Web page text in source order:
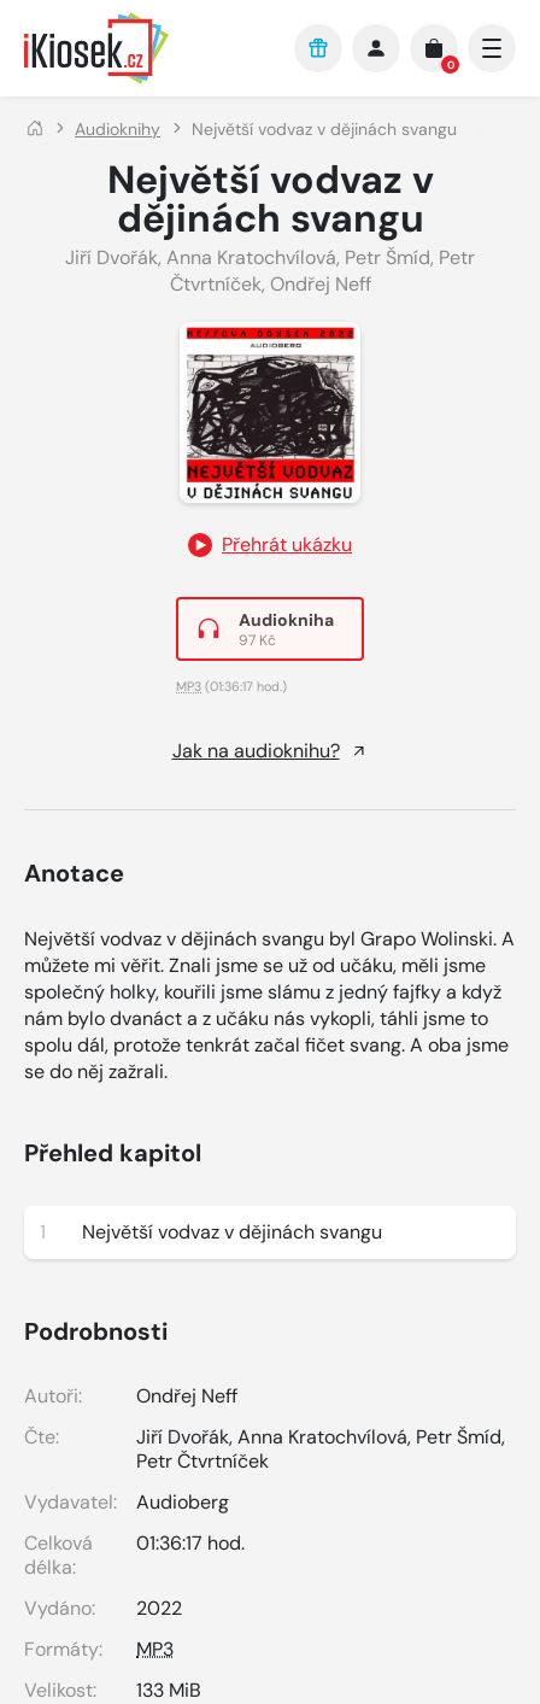
Přejít na hlavní obsah
0
Audioknihy Největší vodvaz v dějinách svangu
Největší vodvaz v
dějinách svangu
Jiří Dvořák, Anna Kratochvílová, Petr Šmíd, Petr
Čtvrtníček, Ondřej Neff
Přehrát ukázku
Audiokniha
97 Kč
MP3 (01:36:17 hod.)
Jak na audioknihu?
Anotace
Největší vodvaz v dějinách svangu byl Grapo Wolinski. A
můžete mi věřit. Znali jsme se už od učáku, měli jsme
společný holky, kouřili jsme slámu z jedný fajfky a když
nám bylo dvanáct a z učáku nás vykopli, táhli jsme to
spolu dál, protože tenkrát začal fičet svang. A oba jsme
se do něj zažrali.
Přehled kapitol
1 Největší vodvaz v dějinách svangu
Podrobnosti
Autoři:
Ondřej Neff
Čte:
Jiří Dvořák,Anna Kratochvílová, Petr Šmíd,
Petr Čtvrtníček
Vydavatel:
Audioberg
Celková
délka:
01:36:17 hod.
Vydáno:
2022
Formáty:
MP3
Velikost:
133 MiB